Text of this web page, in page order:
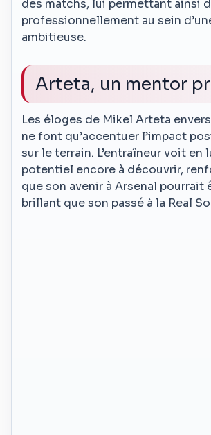
des matchs, lui permettant ainsi
professionnellement au sein
ambitieuse.
Arteta, un mentor
Les éloges de Mikel Arteta
ne font qu’accentuer l’impact
sur le terrain. L’entraîneur voit en
potentiel encore à découvrir,
que son avenir à Arsenal pourrait
brillant que son passé à la Real